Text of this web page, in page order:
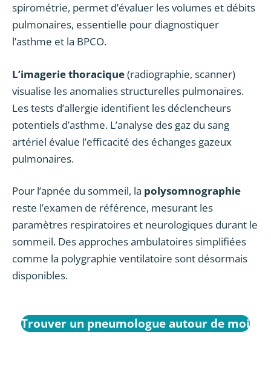
spirométrie, permet d’évaluer les volumes et débits
pulmonaires, essentielle pour diagnostiquer
l’asthme et la BPCO.
L’imagerie thoracique(radiographie, scanner)
visualise les anomalies structurelles pulmonaires.
Les tests d’allergie identifient les déclencheurs
potentiels d’asthme. L’analyse des gaz du sang
artériel évalue l’efficacité des échanges gazeux
pulmonaires.
Pour l’apnée du sommeil, la polysomnographie
reste l’examen de référence, mesurant les
paramètres respiratoires et neurologiques durant le
sommeil. Des approches ambulatoires simplifiées
comme la polygraphie ventilatoire sont désormais
disponibles.
Trouver un pneumologue autour de moi